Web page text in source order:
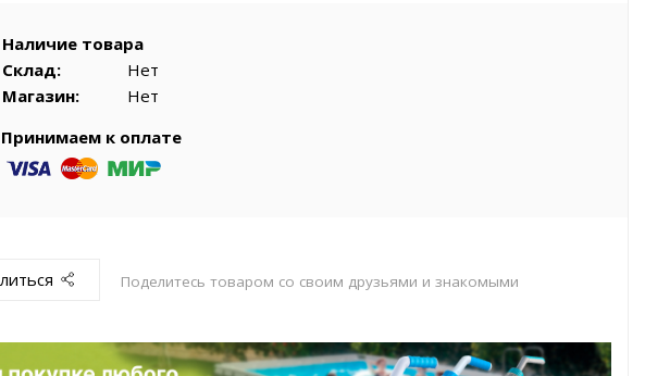
Наличие товара
Склад:
Нет
Магазин:
Нет
Принимаем к оплате
Поделитесь товаром со своим друзьями и знакомыми